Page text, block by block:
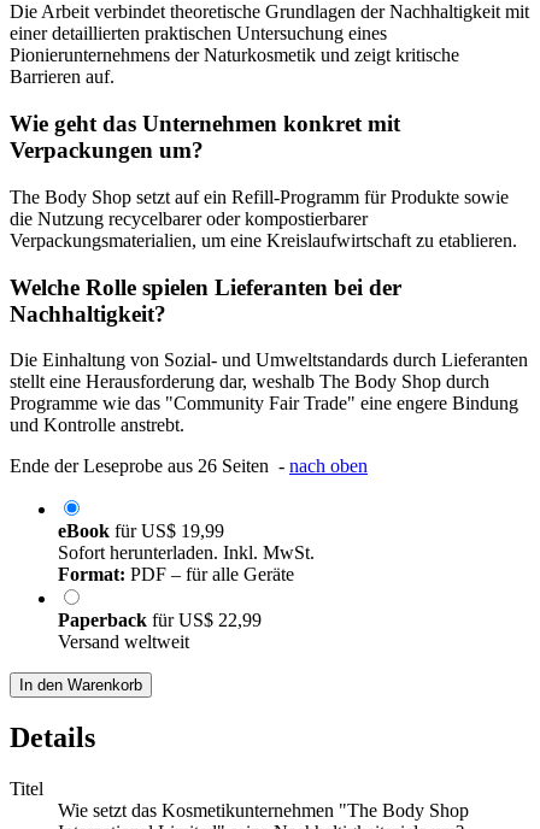
Die Arbeit verbindet theoretische Grundlagen der Nachhaltigkeit mit
einer detaillierten praktischen Untersuchung eines
Pionierunternehmens der Naturkosmetik und zeigt kritische
Barrieren auf.
Wie geht das Unternehmen konkret mit
Verpackungen um?
The Body Shop setzt auf ein Refill-Programm für Produkte sowie
die Nutzung recycelbarer oder kompostierbarer
Verpackungsmaterialien, um eine Kreislaufwirtschaft zu etablieren.
Welche Rolle spielen Lieferanten bei der
Nachhaltigkeit?
Die Einhaltung von Sozial- und Umweltstandards durch Lieferanten
stellt eine Herausforderung dar, weshalb The Body Shop durch
Programme wie das "Community Fair Trade" eine engere Bindung
und Kontrolle anstrebt.
Ende der Leseprobe aus 26 Seiten - nach oben
eBook fürUS$ 19,99
Sofort herunterladen. Inkl. MwSt.
Format: PDF – für alle Geräte
Paperback fürUS$ 22,99
Versand weltweit
In den Warenkorb
Details
Titel
Wie setzt das Kosmetikunternehmen "The Body Shop